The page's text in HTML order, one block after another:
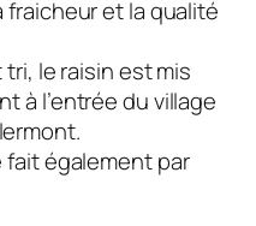
fraicheur et la qualité
le raisin est mis
à l’entrée du village
fait également par